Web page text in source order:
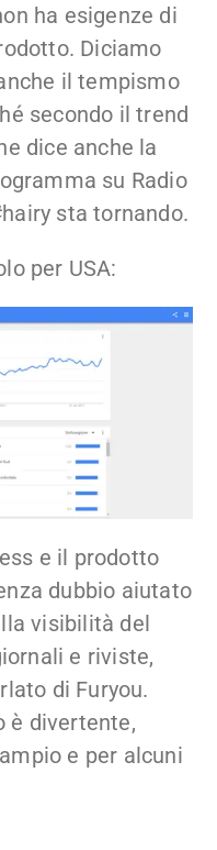
ha esigenze di
Diciamo
il tempismo
secondo il trend
dice anche la
su Radio
sta tornando.
per USA:
e il prodotto
dubbio aiutato
visibilità del
e riviste,
di Furyou.
è divertente,
e per alcuni